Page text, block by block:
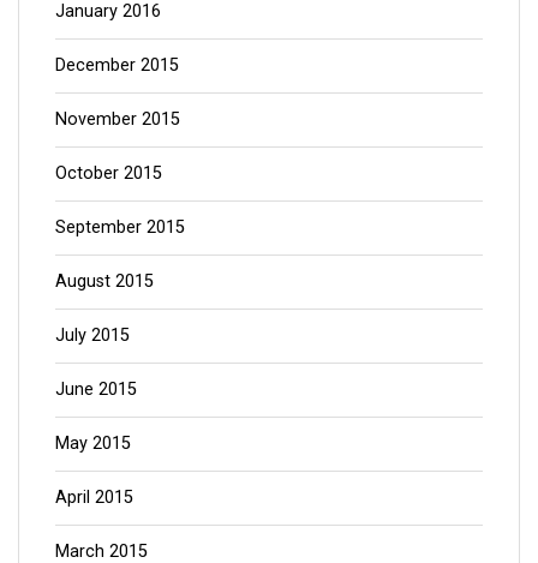
January 2016
December 2015
November 2015
October 2015
September 2015
August 2015
July 2015
June 2015
May 2015
April 2015
March 2015